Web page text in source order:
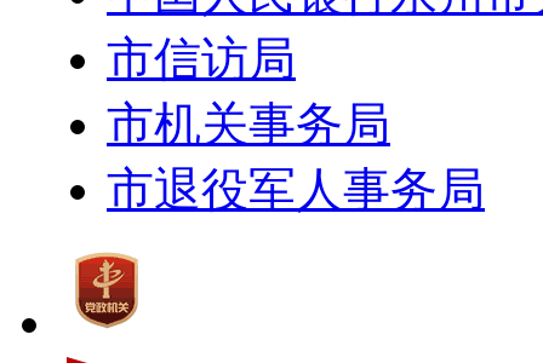
市信访局
市机关事务局
市退役军人事务局